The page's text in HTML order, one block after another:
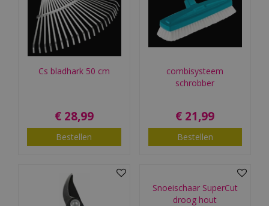
Cs bladhark 50 cm
€ 28,99
Bestellen
combisysteem
schrobber
€ 21,99
Bestellen
Snoeischaar SuperCut
droog hout